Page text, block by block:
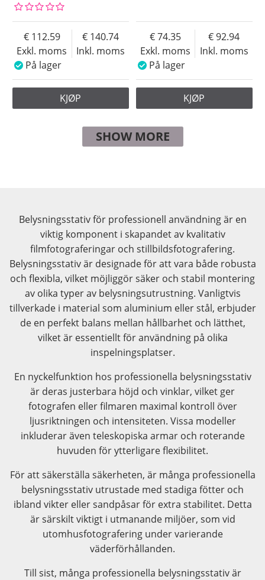
Exkl. moms
112.59
Inkl. moms
140.74
På lager
KJØP
Exkl. moms
74.35
Inkl. moms
92.94
På lager
KJØP
SHOW MORE
Belysningsstativ för professionell användning är en
viktig komponent i skapandet av kvalitativ
filmfotograferingar och stillbildsfotografering.
Belysningsstativ är designade för att vara både robusta
och flexibla, vilket möjliggör säker och stabil montering
av olika typer av belysningsutrustning. Vanligtvis
tillverkade i material som aluminium eller stål, erbjuder
de en perfekt balans mellan hållbarhet och lätthet,
vilket är essentiellt för användning på olika
inspelningsplatser.
En nyckelfunktion hos professionella belysningsstativ
är deras justerbara höjd och vinklar, vilket ger
fotografen eller filmaren maximal kontroll över
ljusriktningen och intensiteten. Vissa modeller
inkluderar även teleskopiska armar och roterande
huvuden för ytterligare flexibilitet.
För att säkerställa säkerheten, är många professionella
belysningsstativ utrustade med stadiga fötter och
ibland vikter eller sandpåsar för extra stabilitet. Detta
är särskilt viktigt i utmanande miljöer, som vid
utomhusfotografering under varierande
väderförhållanden.
Till sist, många professionella belysningsstativ är